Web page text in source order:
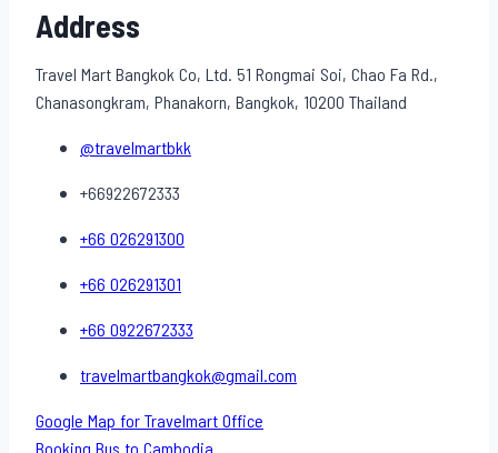
Address
Travel Mart Bangkok Co, Ltd. 51 Rongmai Soi, Chao Fa Rd.,
Chanasongkram, Phanakorn, Bangkok, 10200 Thailand
@travelmartbkk
+66922672333
+66 026291300
+66 026291301
+66 0922672333
travelmartbangkok@gmail.com
Google Map for Travelmart Office